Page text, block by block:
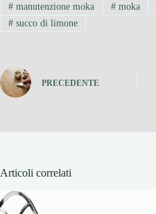
#manutenzione moka #moka
#succo di limone
PRECEDENTE
Articoli correlati